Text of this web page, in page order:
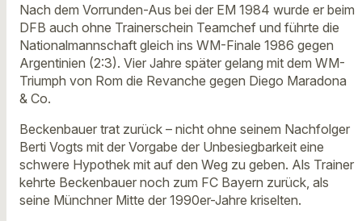
Nach dem Vorrunden-Aus bei der EM 1984 wurde er beim
DFB auch ohne Trainerschein Teamchef und führte die
Nationalmannschaft gleich ins WM-Finale 1986 gegen
Argentinien (2:3). Vier Jahre später gelang mit dem WM-
Triumph von Rom die Revanche gegen Diego Maradona
& Co.
Beckenbauer trat zurück – nicht ohne seinem Nachfolger
Berti Vogts mit der Vorgabe der Unbesiegbarkeit eine
schwere Hypothek mit auf den Weg zu geben. Als Trainer
kehrte Beckenbauer noch zum FC Bayern zurück, als
seine Münchner Mitte der 1990er-Jahre kriselten.